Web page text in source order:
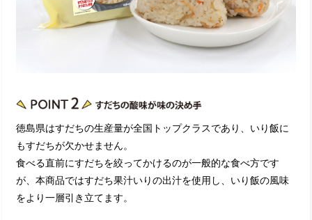
徳島県はすだちの生産量が全国トップクラスであり、いり飯に
もすだちが欠かせません。
食べる直前にすだちを絞ってかけるのが一般的な食べ方です
が、本商品ではすだち果汁いりの出汁を使用し、いり飯の風味
をより一層引き立てます。